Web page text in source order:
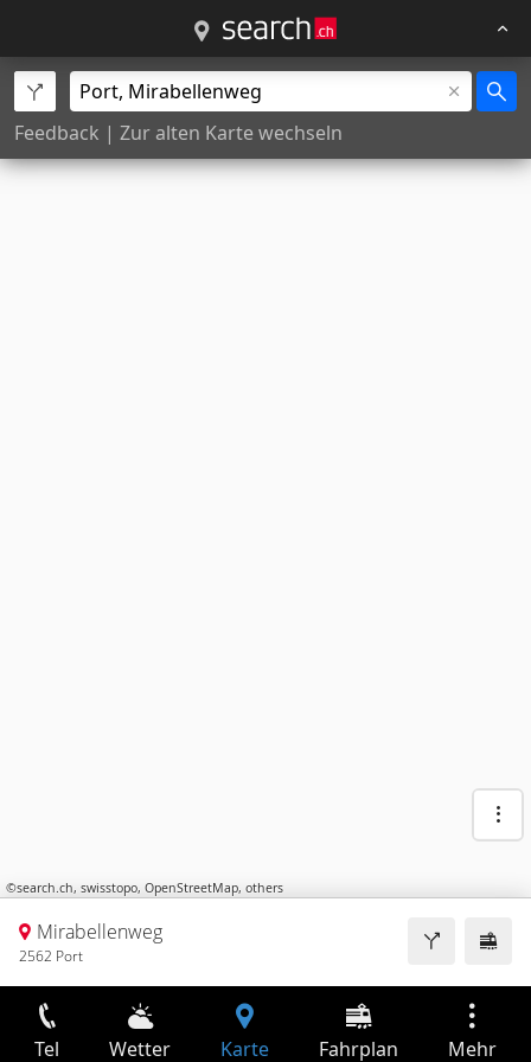
Feedback | Zur alten Karte wechseln
©search.ch, swisstopo, OpenStreetMap, others
Mirabellenweg
2562 Port
Tel Wetter Karte Fahrplan Mehr